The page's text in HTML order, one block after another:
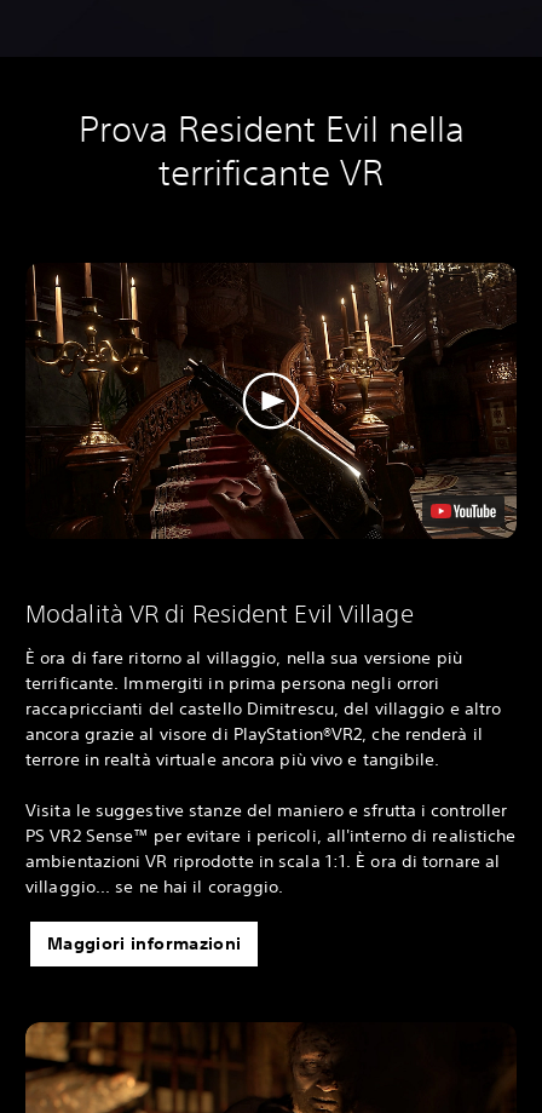
Prova Resident Evil nella
terrificante VR
Modalità VR di Resident Evil Village
È ora di fare ritorno al villaggio, nella sua versione più
terrificante. Immergiti in prima persona negli orrori
raccapriccianti del castello Dimitrescu, del villaggio e altro
ancora grazie al visore di PlayStation®VR2, che renderà il
terrore in realtà virtuale ancora più vivo e tangibile.
Visita le suggestive stanze del maniero e sfrutta i controller
PS VR2 Sense™ per evitare i pericoli, all'interno di realistiche
ambientazioni VR riprodotte in scala 1:1. È ora di tornare al
villaggio... se ne hai il coraggio.
Maggiori informazioni